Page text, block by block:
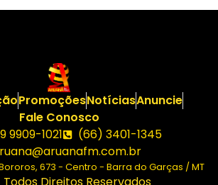
PromoçõesNotíciasAnuncie
Fale Conosco
9909-1021
(66) 3401-1345
673 - Centro - Barra do Garças / MT
Todos Direitos Reservados